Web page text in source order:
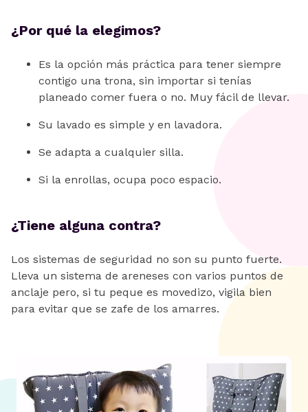
¿Por qué la elegimos?
Es la opción más práctica para tener siempre
contigo una trona, sin importar si tenías
planeado comer fuera o no. Muy fácil de llevar.
Su lavado es simple y en lavadora.
Se adapta a cualquier silla.
Si la enrollas, ocupa poco espacio.
¿Tiene alguna contra?
Los sistemas de seguridad no son su punto fuerte.
Lleva un sistema de areneses con varios puntos de
anclaje pero, si tu peque es movedizo, vigila bien
para evitar que se zafe de los amarres.